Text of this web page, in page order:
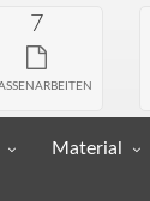
7
Material